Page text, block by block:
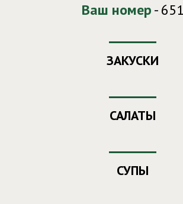
Ваш номер- 651
ЗАКУСКИ
САЛАТЫ
СУПЫ